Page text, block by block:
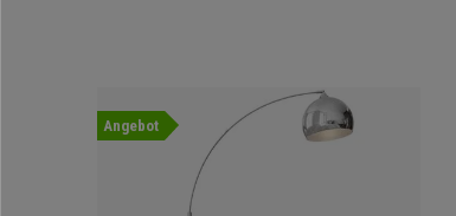
Angebot